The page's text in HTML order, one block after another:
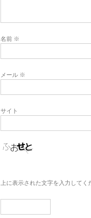
名前 ※
メール ※
サイト
上に表示された文字を入力してく